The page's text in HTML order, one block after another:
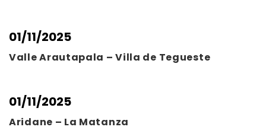
01/11/2025
Valle Arautapala – Villa de Tegueste
01/11/2025
Aridane – La Matanza